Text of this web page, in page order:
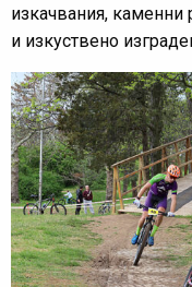
изкачвания, каменни
и изкуствено